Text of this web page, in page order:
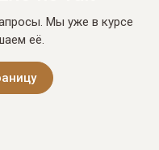
Мы уже в курсе
её.